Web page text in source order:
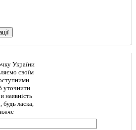
України
своїм
уточнити
наявність
ласка,